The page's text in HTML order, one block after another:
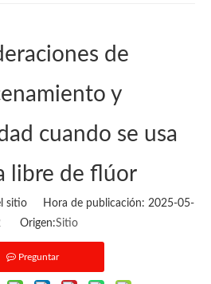
de
y
cuando se usa
libre de flúor
Hora de publicación: 2025-05-
Origen:Sitio
Preguntar